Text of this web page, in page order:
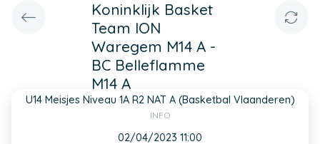
Koninklijk Basket
Team ION
Waregem M14 A -
BC Belleflamme
M14 A
U14 Meisjes Niveau 1A R2 NAT A (Basketbal Vlaanderen)
INFO
02/04/2023 11:00